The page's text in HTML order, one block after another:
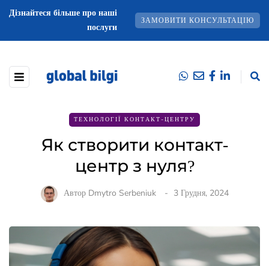
Дізнайтеся більше про наші
послуги
ЗАМОВИТИ КОНСУЛЬТАЦІЮ
ТЕХНОЛОГІЇ КОНТАКТ-ЦЕНТРУ
Як створити контакт-
центр з нуля?
Автор Dmytro Serbeniuk 3 Грудня, 2024